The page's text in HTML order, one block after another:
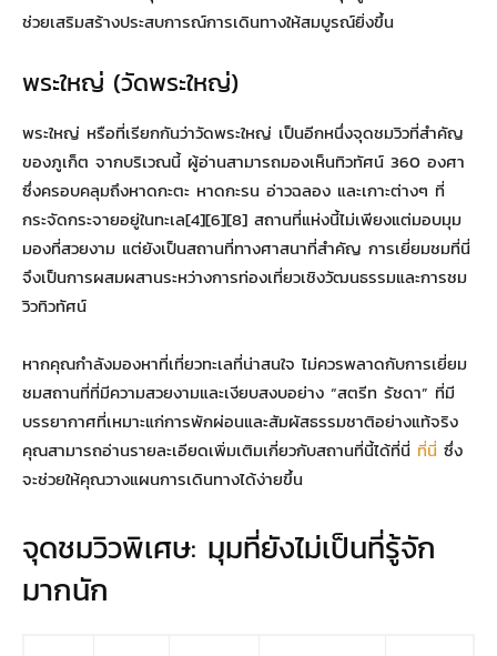
ช่วยเสริมสร้างประสบการณ์การเดินทางให้สมบูรณ์ยิ่งขึ้น
พระใหญ่ (วัดพระใหญ่)
พระใหญ่ หรือที่เรียกกันว่าวัดพระใหญ่ เป็นอีกหนึ่งจุดชมวิวที่สำคัญ
ของภูเก็ต จากบริเวณนี้ ผู้อ่านสามารถมองเห็นทิวทัศน์ 360 องศา
ซึ่งครอบคลุมถึงหาดกะตะ หาดกะรน อ่าวฉลอง และเกาะต่างๆ ที่
กระจัดกระจายอยู่ในทะเล[4][6][8] สถานที่แห่งนี้ไม่เพียงแต่มอบมุม
มองที่สวยงาม แต่ยังเป็นสถานที่ทางศาสนาที่สำคัญ การเยี่ยมชมที่นี่
จึงเป็นการผสมผสานระหว่างการท่องเที่ยวเชิงวัฒนธรรมและการชม
วิวทิวทัศน์
หากคุณกำลังมองหาที่เที่ยวทะเลที่น่าสนใจ ไม่ควรพลาดกับการเยี่ยม
ชมสถานที่ที่มีความสวยงามและเงียบสงบอย่าง “สตรีท รัชดา” ที่มี
บรรยากาศที่เหมาะแก่การพักผ่อนและสัมผัสธรรมชาติอย่างแท้จริง
คุณสามารถอ่านรายละเอียดเพิ่มเติมเกี่ยวกับสถานที่นี้ได้ที่นี่ ที่นี่ ซึ่ง
จะช่วยให้คุณวางแผนการเดินทางได้ง่ายขึ้น
จุดชมวิวพิเศษ: มุมที่ยังไม่เป็นที่รู้จัก
มากนัก